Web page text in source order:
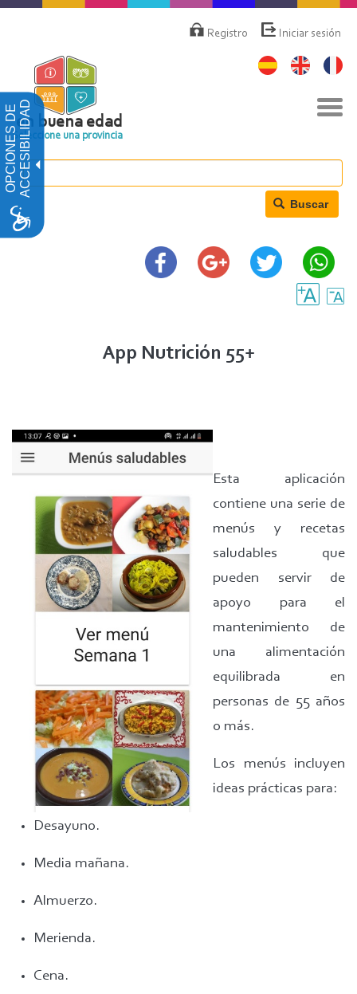
OPCIONES DEACCESIBILIDAD
Pasar
contenido
principal
deRegistro Iniciar sesión
en buena edad
Seleccione una provincia
Buscar
App Nutrición 55+
Esta aplicación
contiene una serie de
menús y recetas
saludables que
pueden servir de
apoyo para el
mantenimiento de
una alimentación
equilibrada en
personas de 55 años
o más.
Los menús incluyen
ideas prácticas para:
Desayuno.
Media mañana.
Almuerzo.
Merienda.
Cena.